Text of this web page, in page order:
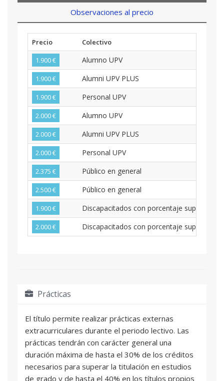
Observaciones al precio
Precio
Colectivo
1.900 €
Alumno UPV
1.900 € Alumni UPV PLUS
1.900 € Personal UPV
2.000 € Alumno UPV
2.000 € Alumni UPV PLUS
2.000 € Personal UPV
2.375 € Público en general
2.500 € Público en general
1.900 € Discapacitados con porcentaje superior al
2.000 € Discapacitados con porcentaje superior al
Prácticas
El título permite realizar prácticas externas
extracurriculares durante el periodo lectivo. Las
prácticas tendrán con carácter general una
duración máxima de hasta el 30% de los créditos
necesarios para superar la titulación en estudios
de grado y de hasta el 40% en los títulos propios